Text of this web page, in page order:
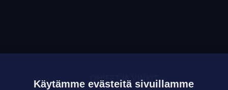
OHJEET JA VINKIT
Käytämme evästeitä sivuillamme